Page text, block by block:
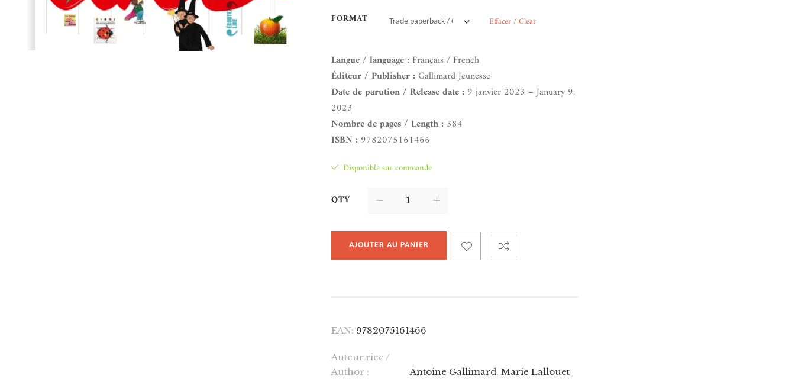
FORMAT Effacer / Clear
Langue / language : Français / French
Éditeur / Publisher :Gallimard Jeunesse
Date de parution / Release date : 9 janvier 2023 – January 9,
2023
Nombre de pages / Length : 384
ISBN : 9782075161466
Disponible sur commande
QTY
AJOUTER AU PANIER
EAN: 9782075161466
Auteur.rice /
Author :
Antoine Gallimard,Marie Lallouet